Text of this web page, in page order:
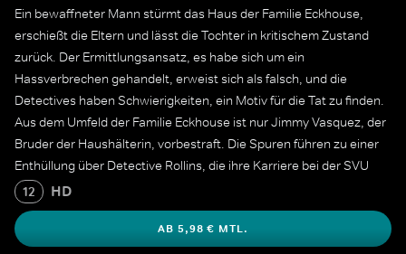
Ein bewaffneter Mann stürmt das Haus der Familie Eckhouse,
erschießt die Eltern und lässt die Tochter in kritischem Zustand
zurück. Der Ermittlungsansatz, es habe sich um ein
Hassverbrechen gehandelt, erweist sich als falsch, und die
Detectives haben Schwierigkeiten, ein Motiv für die Tat zu finden.
Aus dem Umfeld der Familie Eckhouse ist nur Jimmy Vasquez, der
Bruder der Haushälterin, vorbestraft. Die Spuren führen zu einer
Enthüllung über Detective Rollins, die ihre Karriere bei der SVU
gefährdet.
12 HD
AB 5,98 € MTL.